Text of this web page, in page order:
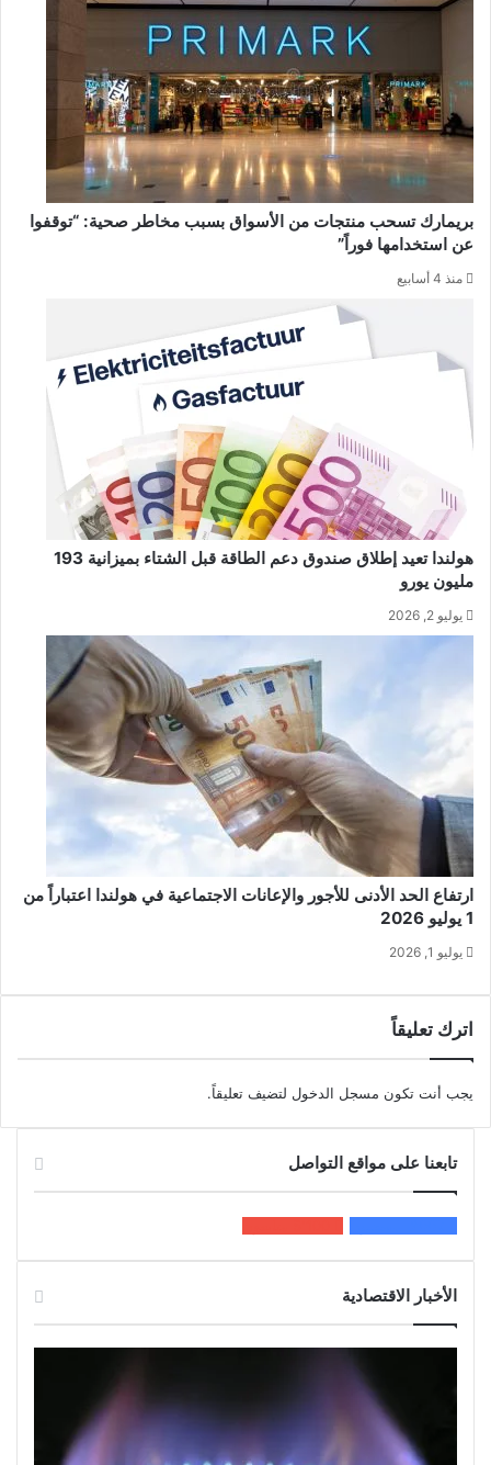
بريمارك تسحب منتجات من الأسواق بسبب مخاطر صحية: “توقفوا
عن استخدامها فوراً”
منذ 4 أسابيع
هولندا تعيد إطلاق صندوق دعم الطاقة قبل الشتاء بميزانية 193
مليون يورو
يوليو 2, 2026
ارتفاع الحد الأدنى للأجور والإعانات الاجتماعية في هولندا اعتباراً من
1 يوليو 2026
يوليو 1, 2026
اترك تعليقاً
يجب أنت تكون مسجل الدخول لتضيف تعليقاً.
تابعنا على مواقع التواصل
الأخبار الاقتصادية